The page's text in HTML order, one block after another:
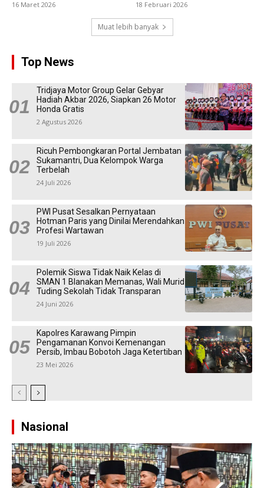
16 Maret 2026 18 Februari 2026
Muat lebih banyak
Top News
Tridjaya Motor Group Gelar Gebyar
Hadiah Akbar 2026, Siapkan 26 Motor
Honda Gratis
2 Agustus 2026
Ricuh Pembongkaran Portal Jembatan
Sukamantri, Dua Kelompok Warga
Terbelah
24 Juli 2026
PWI Pusat Sesalkan Pernyataan
Hotman Paris yang Dinilai Merendahkan
Profesi Wartawan
19 Juli 2026
Polemik Siswa Tidak Naik Kelas di
SMAN 1 Blanakan Memanas, Wali Murid
Tuding Sekolah Tidak Transparan
24 Juni 2026
Kapolres Karawang Pimpin
Pengamanan Konvoi Kemenangan
Persib, Imbau Bobotoh Jaga Ketertiban
23 Mei 2026
Nasional